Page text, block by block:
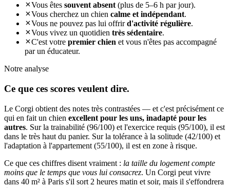
Vous êtes souvent absent(plus de 5–6 h par jour).
Vous cherchez un chien calme et indépendant.
Vous ne pouvez pas lui offrird'activité régulière.
Vous vivez un quotidien très sédentaire.
C'est votre premier chien et vous n'êtes pas accompagné
par un éducateur.
Notre analyse
Ce que ces scores veulent dire.
Le Corgi obtient des notes très contrastées — et c'est précisément ce
qui en fait un chien excellent pour les uns, inadapté pour les
autres. Sur la trainabilité (96/100) et l'exercice requis (95/100), il est
dans le très haut du panier. Sur la tolérance à la solitude (42/100) et
l'adaptation à l'appartement (55/100), il est en zone à risque.
Ce que ces chiffres disent vraiment : la taille du logement compte
moins que le temps que vous lui consacrez. Un Corgi peut vivre
dans 40 m² à Paris s'il sort 2 heures matin et soir, mais il s'effondrera